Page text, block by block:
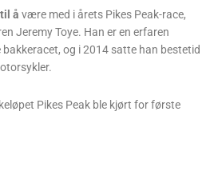
å være med i årets Pikes Peak-race,
Jeremy Toye. Han er en erfaren
og i 2014 satte han bestetid
Pikes Peak ble kjørt for første